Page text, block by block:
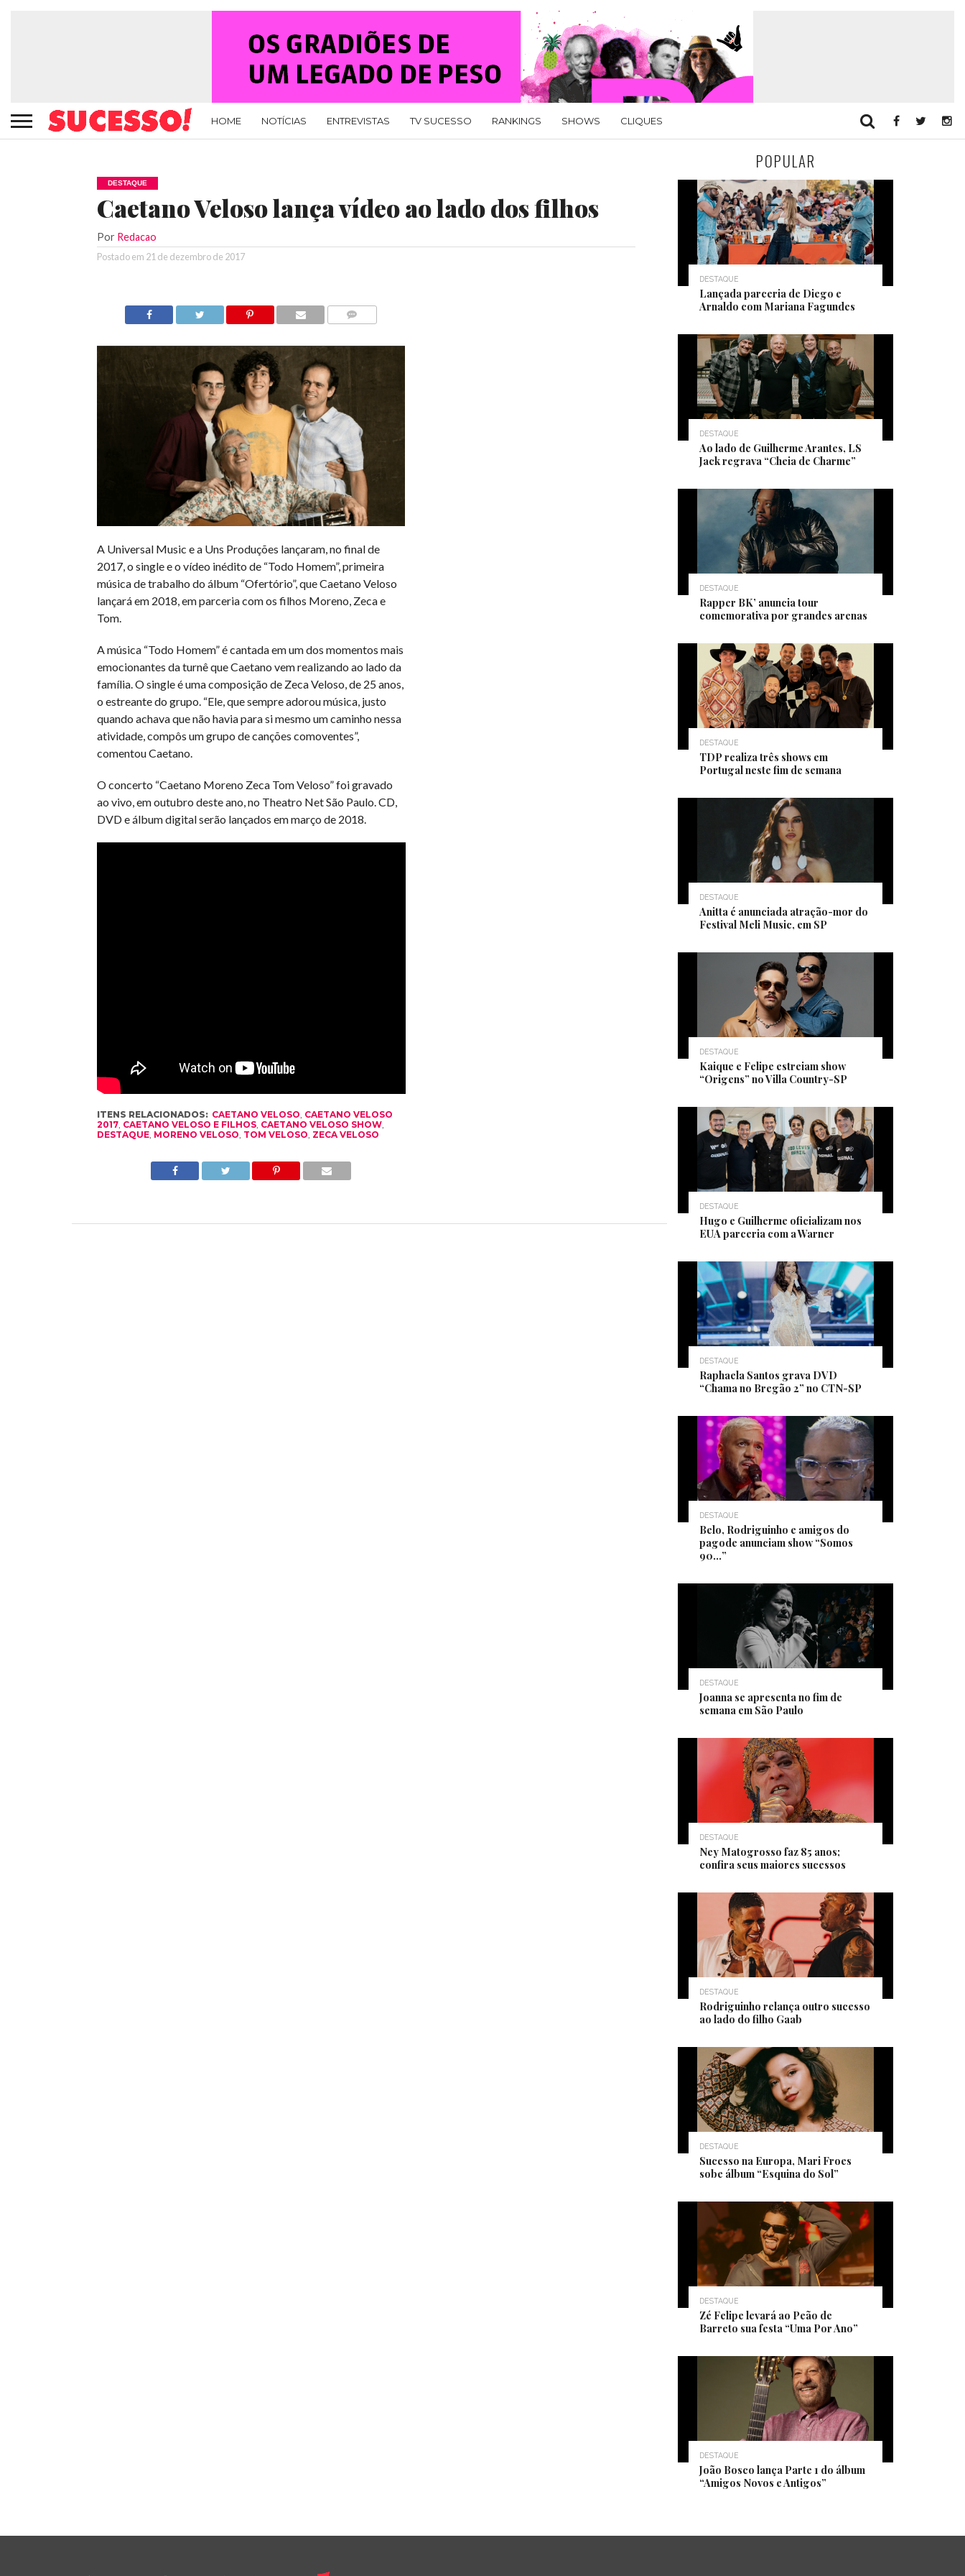
HOME NOTÍCIAS ENTREVISTAS TV SUCESSO RANKINGS SHOWS CLIQUES
DESTAQUE
Caetano Veloso lança vídeo ao lado dos filhos
Por Redacao
Postado em 21 de dezembro de 2017
A Universal Music e a Uns Produções lançaram, no final de
2017, o single e o vídeo inédito de “Todo Homem”, primeira
música de trabalho do álbum “Ofertório”, que Caetano Veloso
lançará em 2018, em parceria com os filhos Moreno, Zeca e
Tom.
A música “Todo Homem” é cantada em um dos momentos mais
emocionantes da turnê que Caetano vem realizando ao lado da
família. O single é uma composição de Zeca Veloso, de 25 anos,
o estreante do grupo. “Ele, que sempre adorou música, justo
quando achava que não havia para si mesmo um caminho nessa
atividade, compôs um grupo de canções comoventes”,
comentou Caetano.
O concerto “Caetano Moreno Zeca Tom Veloso” foi gravado
ao vivo, em outubro deste ano, no Theatro Net São Paulo. CD,
DVD e álbum digital serão lançados em março de 2018.
ITENS RELACIONADOS: CAETANO VELOSO, CAETANO VELOSO
2017, CAETANO VELOSO E FILHOS, CAETANO VELOSO SHOW,
DESTAQUE, MORENO VELOSO, TOM VELOSO, ZECA VELOSO
POPULAR
DESTAQUE
Lançada parceria de Diego e
Arnaldo com Mariana Fagundes
DESTAQUE
Ao lado de Guilherme Arantes, LS
Jack regrava “Cheia de Charme”
DESTAQUE
Rapper BK’ anuncia tour
comemorativa por grandes arenas
DESTAQUE
TDP realiza três shows em
Portugal neste fim de semana
DESTAQUE
Anitta é anunciada atração-mor do
Festival Meli Music, em SP
DESTAQUE
Kaique e Felipe estreiam show
“Origens” no Villa Country-SP
DESTAQUE
Hugo e Guilherme oficializam nos
EUA parceria com a Warner
DESTAQUE
Raphaela Santos grava DVD
“Chama no Bregão 2” no CTN-SP
DESTAQUE
Belo, Rodriguinho e amigos do
pagode anunciam show “Somos
90…”
DESTAQUE
Joanna se apresenta no fim de
semana em São Paulo
DESTAQUE
Ney Matogrosso faz 85 anos;
confira seus maiores sucessos
DESTAQUE
Rodriguinho relança outro sucesso
ao lado do filho Gaab
DESTAQUE
Sucesso na Europa, Mari Froes
sobe álbum “Esquina do Sol”
DESTAQUE
Zé Felipe levará ao Peão de
Barreto sua festa “Uma Por Ano”
DESTAQUE
João Bosco lança Parte 1 do álbum
“Amigos Novos e Antigos”